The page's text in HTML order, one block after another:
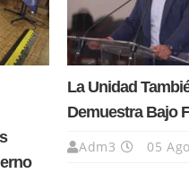
La Unidad
Demuestra Bajo
Adm3 05